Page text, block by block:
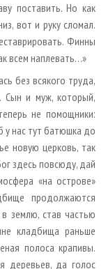
поставить. Но как
вот и руку сломал.
Финны
всем наплевать…»
без всякого труда,
Сын и муж, который,
не помощники:
у нас тут батюшка до
новую церковь, так
здесь повсюду, дай
«на острове»
продолжаются
землю, став частью
кладбища раньше
полоса крапивы.
деревьев, да голос